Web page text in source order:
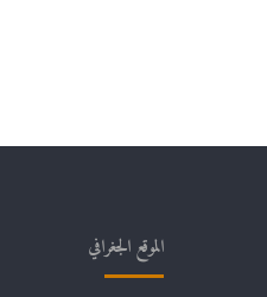
الموقع الجغرافي